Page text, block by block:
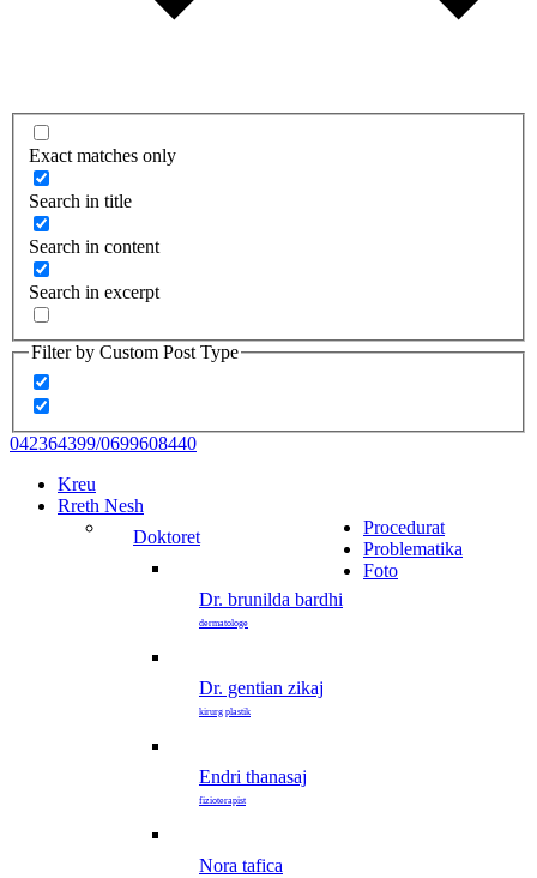
Exact matches only
Search in title
Search in content
Search in excerpt
Filter by Custom Post Type
042364399/0699608440
Kreu
Rreth Nesh
doktoret
dr. brunilda bardhi
dermatologe
dr. gentian zikaj
kirurg plastik
endri thanasaj
fizioterapist
nora tafica
Procedurat
Problematika
Foto